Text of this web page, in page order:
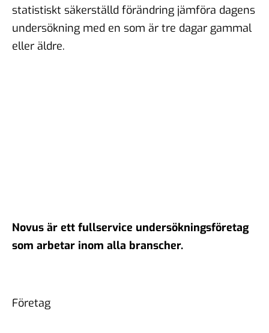
statistiskt säkerställd förändring jämföra dagens
undersökning med en som är tre dagar gammal
eller äldre.
Novus är ett fullservice undersökningsföretag
som arbetar inom alla branscher.
Företag